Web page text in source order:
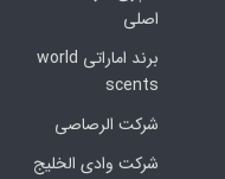
اصلی
برند اماراتی world
scents
شرکت الرصاصی
شرکت وادی الخلیج